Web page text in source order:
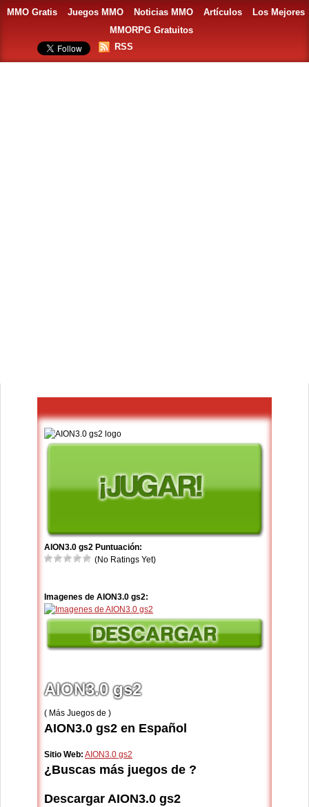
MMO Gratis Juegos MMO Noticias MMO Artículos
Los Mejores
MMORPG Gratuitos
RSS
AION3.0 gs2 Puntuación:
(No Ratings Yet)
Imagenes de AION3.0 gs2:
AION3.0 gs2
( Más Juegos de )
AION3.0 gs2 en Español
Sitio Web: AION3.0 gs2
¿Buscas más juegos de ?
Descargar AION3.0 gs2